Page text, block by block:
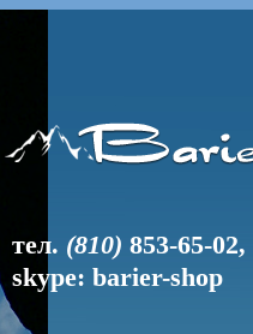
тел. (810) 853-65-02,
skype: barier-shop